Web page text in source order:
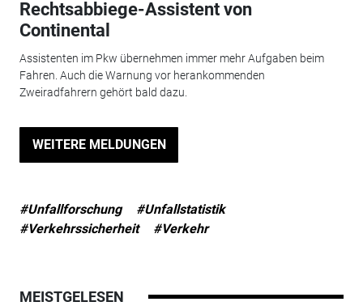
Rechtsabbiege-Assistent von
Continental
Assistenten im Pkw übernehmen immer mehr Aufgaben beim
Fahren. Auch die Warnung vor herankommenden
Zweiradfahrern gehört bald dazu.
WEITERE MELDUNGEN
#Unfallforschung
#Unfallstatistik
#Verkehrssicherheit
#Verkehr
MEISTGELESEN